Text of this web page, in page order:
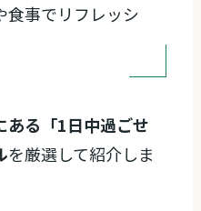
食事でリフレッシ
ある「1日中過ごせ
を厳選して紹介しま